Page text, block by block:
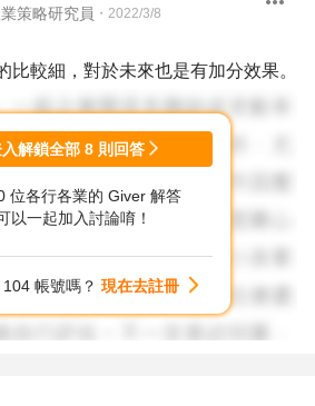
策略研究員 ・ 2022/3/8
比較細，對於未來也是有加分效果。
解鎖全部 8 則回答
位各行各業的 Giver 解答
以一起加入討論唷！
帳號嗎？ 現在去註冊